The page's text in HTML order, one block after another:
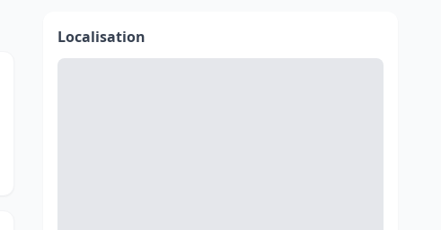
Localisation